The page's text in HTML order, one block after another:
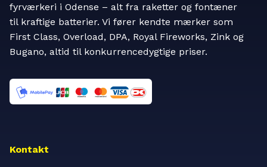
fyrværkeri i Odense – alt fra raketter og fontæner
til kraftige batterier. Vi fører kendte mærker som
First Class, Overload, DPA, Royal Fireworks, Zink og
Bugano, altid til konkurrencedygtige priser.
Kontakt